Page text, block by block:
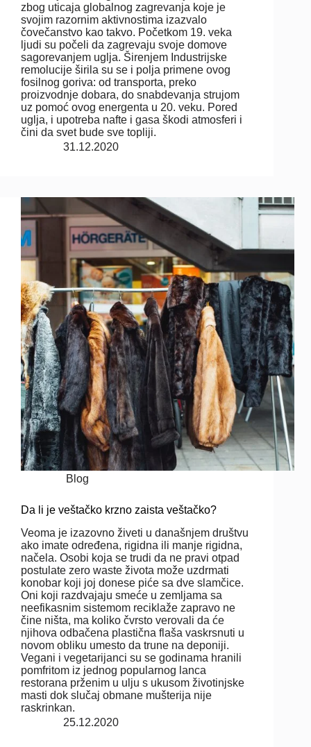
zbog uticaja globalnog zagrevanja koje je
svojim razornim aktivnostima izazvalo
čovečanstvo kao takvo. Početkom 19. veka
ljudi su počeli da zagrevaju svoje domove
sagorevanjem uglja. Širenjem Industrijske
remolucije širila su se i polja primene ovog
fosilnog goriva: od transporta, preko
proizvodnje dobara, do snabdevanja strujom
uz pomoć ovog energenta u 20. veku. Pored
uglja, i upotreba nafte i gasa škodi atmosferi i
čini da svet bude sve topliji.
31.12.2020
Blog
Da li je veštačko krzno zaista veštačko?
Veoma je izazovno živeti u današnjem društvu
ako imate određena, rigidna ili manje rigidna,
načela. Osobi koja se trudi da ne pravi otpad
postulate zero waste života može uzdrmati
konobar koji joj donese piće sa dve slamčice.
Oni koji razdvajaju smeće u zemljama sa
neefikasnim sistemom reciklaže zapravo ne
čine ništa, ma koliko čvrsto verovali da će
njihova odbačena plastična flaša vaskrsnuti u
novom obliku umesto da trune na deponiji.
Vegani i vegetarijanci su se godinama hranili
pomfritom iz jednog popularnog lanca
restorana prženim u ulju s ukusom životinjske
masti dok slučaj obmane mušterija nije
raskrinkan.
25.12.2020